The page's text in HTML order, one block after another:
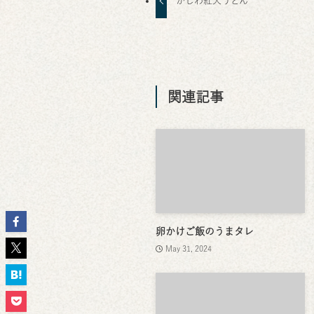
関連記事
卵かけご飯のうまタレ
May 31, 2024